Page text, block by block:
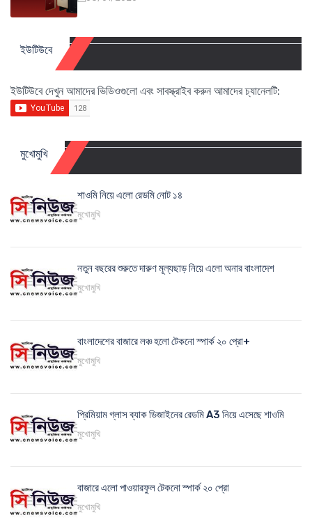
ইউটিউবে
ইউটিউবে দেখুন আমাদের ভিডিওগুলো এবং সাবস্ক্রাইব করুন আমাদের চ্যানেলটি:
মুখোমুখি
শাওমি নিয়ে এলো রেডমি নোট ১৪
মুখোমুখি
নতুন বছরের শুরুতে দারুণ মূল্যছাড় নিয়ে এলো অনার বাংলাদেশ
মুখোমুখি
বাংলাদেশের বাজারে লঞ্চ হলো টেকনো স্পার্ক ২০ প্রো+
মুখোমুখি
প্রিমিয়াম গ্লাস ব্যাক ডিজাইনের রেডমি A3 নিয়ে এসেছে শাওমি
মুখোমুখি
বাজারে এলো পাওয়ারফুল টেকনো স্পার্ক ২০ প্রো
মুখোমুখি